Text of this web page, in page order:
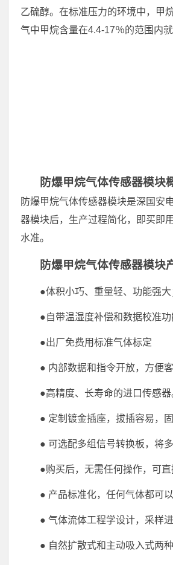
乙硫醇。在标准压力的环境中，甲
气中甲烷含量在4.4-17％的范围内
防爆甲烷气体传感器模块
防爆甲烷气体传感器模块是深国安
器模块后，生产过程简化，即买即
水准。
防爆甲烷气体传感器模块
●体积小巧、重量轻、功能强大
●自带温湿度补偿和数据校准功
●出厂免费用标准气体标定
● 内部数据和指令开放，方便
●高精度、长寿命的进口传感器
● 定制镀金插座，拔插容易，固
● 可选配多组信号转换板，将
●购买后，无需任何操作，可
● 产品标准化，任何气体都可
● 气体流体工程学设计，采样进
● 自然扩散式和主动吸入式两